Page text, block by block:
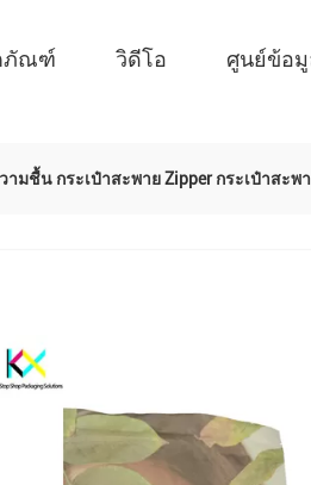
ภัณฑ์ วิดีโอ ศูนย์ข้อ
มชื้น กระเป๋าสะพาย Zipper กระเป๋าสะพ